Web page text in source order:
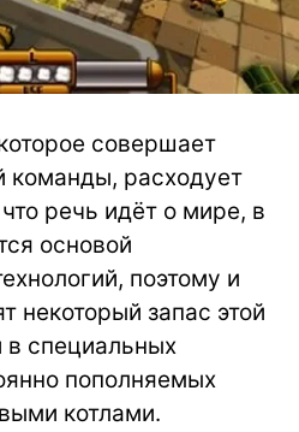
совершает
команды, расходует
речь идёт о мире, в
основой
поэтому и
некоторый запас этой
в специальных
пополняемых
котлами.